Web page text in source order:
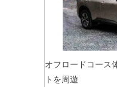
オフロードコース
トを周遊